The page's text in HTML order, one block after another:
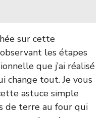
sur cette
les étapes
que j’ai réalisé
change tout. Je vous
astuce simple
de terre au four qui